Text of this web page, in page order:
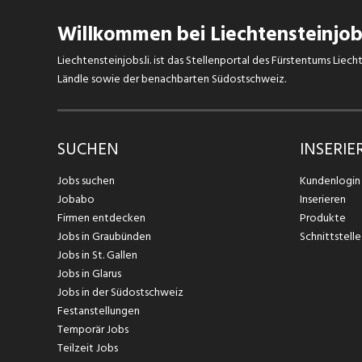
Willkommen bei
Liechtensteinjobs.li. ist das Stellenportal des Fürstentums
Ländle sowie der benachbarten Südostschweiz.
SUCHEN
Jobs suchen
Jobabo
Firmen entdecken
Jobs in Graubünden
Jobs in St. Gallen
Jobs in Glarus
Jobs in der Südostschweiz
Festanstellungen
Temporär Jobs
Teilzeit Jobs
Kundenlogin
Inserieren
Produkte
Schnittstelle